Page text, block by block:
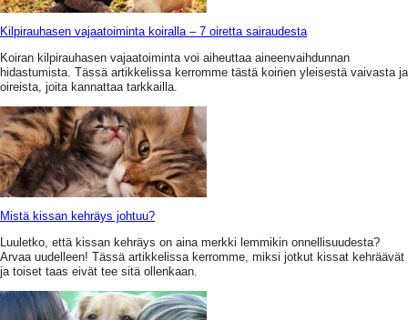
Kilpirauhasen vajaatoiminta koiralla – 7 oiretta sairaudesta
Koiran kilpirauhasen vajaatoiminta voi aiheuttaa aineenvaihdunnan
hidastumista. Tässä artikkelissa kerromme tästä koirien yleisestä vaivasta ja
oireista, joita kannattaa tarkkailla.
Mistä kissan kehräys johtuu?
Luuletko, että kissan kehräys on aina merkki lemmikin onnellisuudesta?
Arvaa uudelleen! Tässä artikkelissa kerromme, miksi jotkut kissat kehräävät
ja toiset taas eivät tee sitä ollenkaan.